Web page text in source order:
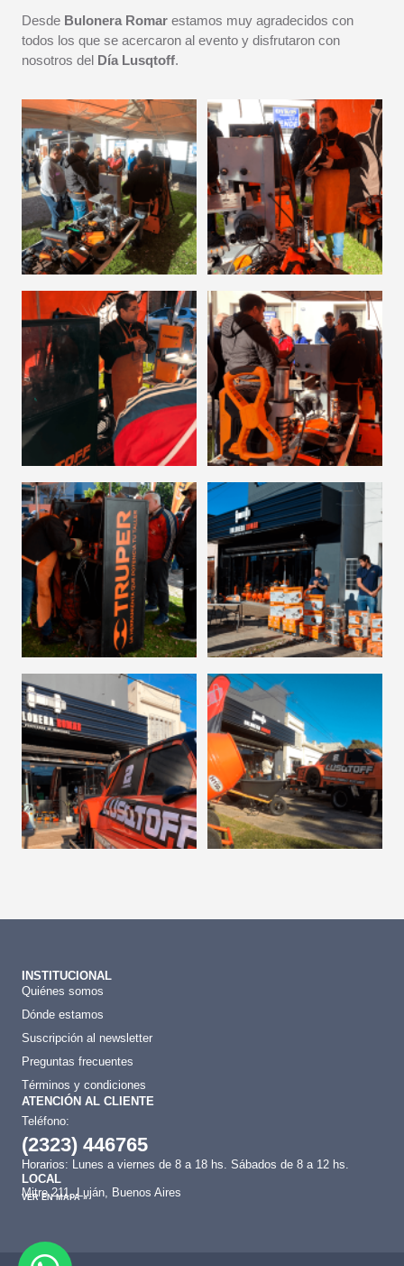
Desde Bulonera Romar estamos muy agradecidos con
todos los que se acercaron al evento y disfrutaron con
nosotros del Día Lusqtoff.
INSTITUCIONAL
Quiénes somos
Dónde estamos
Suscripción al newsletter
Preguntas frecuentes
Términos y condiciones
ATENCIÓN AL CLIENTE
Teléfono:
(2323) 446765
Horarios: Lunes a viernes de 8 a 18 hs. Sábados de 8 a 12 hs.
LOCAL
Mitre 211, Luján, Buenos Aires
VER EN MAPA »